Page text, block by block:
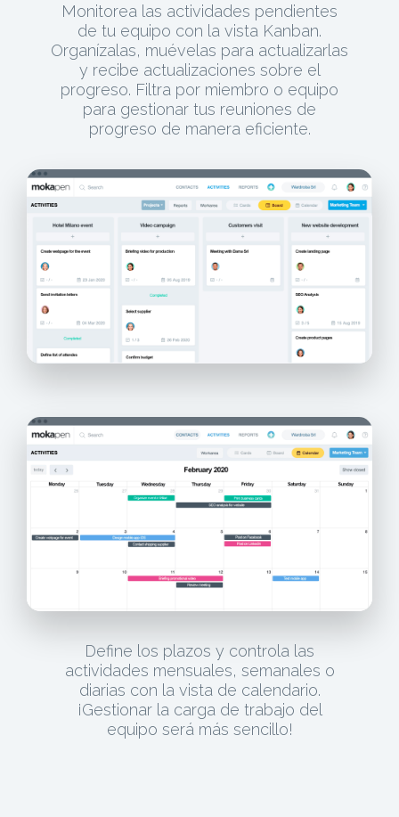
Monitorea las actividades pendientes
de tu equipo con la vista Kanban.
Organízalas, muévelas para actualizarlas
y recibe actualizaciones sobre el
progreso. Filtra por miembro o equipo
para gestionar tus reuniones de
progreso de manera eficiente.
Define los plazos y controla las
actividades mensuales, semanales o
diarias con la vista de calendario.
¡Gestionar la carga de trabajo del
equipo será más sencillo!